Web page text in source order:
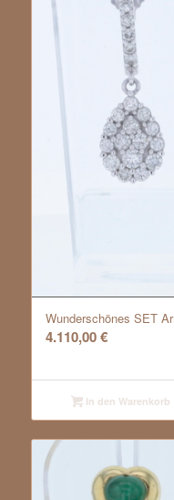
Wunderschönes SET
4.110,00€
In den Warenkorb